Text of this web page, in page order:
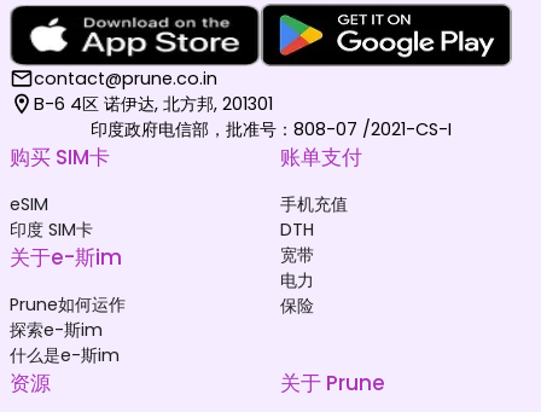
contact@prune.co.in
B-6 4区 诺伊达, 北方邦, 201301
印度政府电信部，批准号：808-07 /2021-CS-I
购买 SIM卡
eSIM
印度 SIM卡
关于e-斯im
Prune如何运作
探索e-斯im
什么是e-斯im
账单支付
手机充值
DTH
宽带
电力
保险
资源 关于 Prune